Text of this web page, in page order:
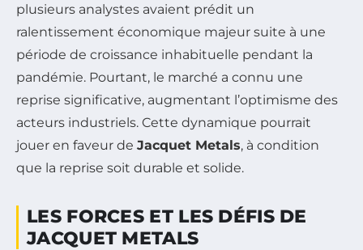
plusieurs analystes avaient prédit un
ralentissement économique majeur suite à une
période de croissance inhabituelle pendant la
pandémie. Pourtant, le marché a connu une
reprise significative, augmentant l’optimisme des
acteurs industriels. Cette dynamique pourrait
jouer en faveur de Jacquet Metals, à condition
que la reprise soit durable et solide.
LES FORCES ET LES DÉFIS DE
JACQUET METALS